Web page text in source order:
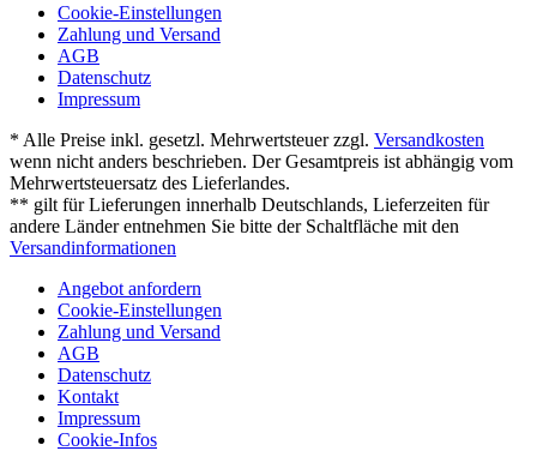
Cookie-Einstellungen
Zahlung und Versand
AGB
Datenschutz
Impressum
* Alle Preise inkl. gesetzl. Mehrwertsteuer zzgl. Versandkosten
wenn nicht anders beschrieben. Der Gesamtpreis ist abhängig vom
Mehrwertsteuersatz des Lieferlandes.
** gilt für Lieferungen innerhalb Deutschlands, Lieferzeiten für
andere Länder entnehmen Sie bitte der Schaltfläche mit den
Versandinformationen
Angebot anfordern
Cookie-Einstellungen
Zahlung und Versand
AGB
Datenschutz
Kontakt
Impressum
Cookie-Infos